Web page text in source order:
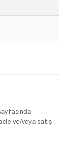
ve/veya satış